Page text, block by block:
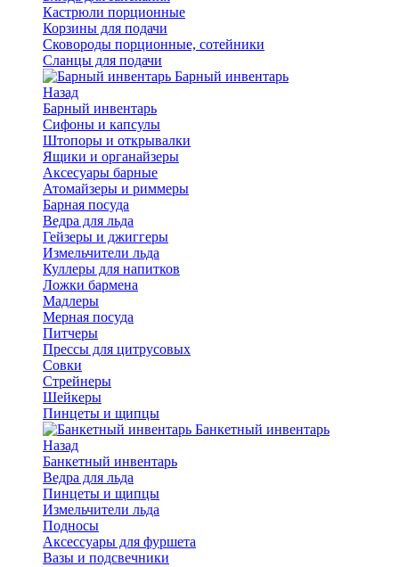
Кастрюли порционные
Корзины для подачи
Сковороды порционные, сотейники
Сланцы для подачи
Барный инвентарь
Назад
Барный инвентарь
Сифоны и капсулы
Штопоры и открывалки
Ящики и органайзеры
Аксесуары барные
Атомайзеры и риммеры
Барная посуда
Ведра для льда
Гейзеры и джиггеры
Измельчители льда
Куллеры для напитков
Ложки бармена
Мадлеры
Мерная посуда
Питчеры
Прессы для цитрусовых
Совки
Стрейнеры
Шейкеры
Пинцеты и щипцы
Банкетный инвентарь
Назад
Банкетный инвентарь
Ведра для льда
Пинцеты и щипцы
Измельчители льда
Подносы
Аксессуары для фуршета
Вазы и подсвечники